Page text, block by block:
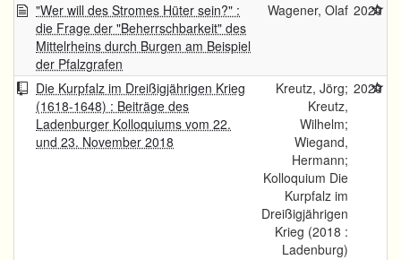
"Wer will des Stromes Hüter sein?" :
die Frage der "Beherrschbarkeit" des
Mittelrheins durch Burgen am Beispiel
der Pfalzgrafen
Wagener, Olaf 2020
Die Kurpfalz im Dreißigjährigen Krieg
(1618-1648) : Beiträge des
Ladenburger Kolloquiums vom 22.
und 23. November 2018
Kreutz, Jörg;
Kreutz,
Wilhelm;
Wiegand,
Hermann;
Kolloquium Die
Kurpfalz im
Dreißigjährigen
Krieg (2018 :
Ladenburg)
2020